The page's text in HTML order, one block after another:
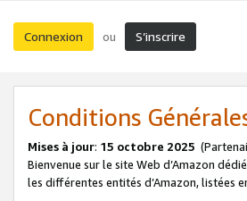
Connexion ou S’inscrire
Conditions
Mises à jour: 15 octobre 2025
Bienvenue sur le site Web d’Amazon
les différentes entités d’Amazon, listées